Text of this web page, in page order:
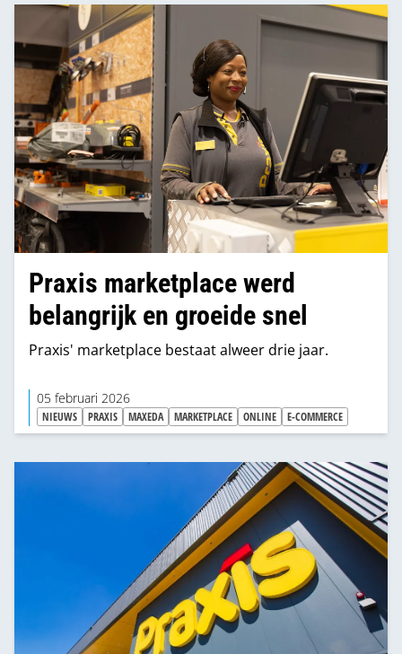
Praxis marketplace werd
belangrijk en groeide snel
Praxis' marketplace bestaat alweer drie jaar.
05 februari 2026
NIEUWS PRAXIS MAXEDA MARKETPLACE ONLINE E-COMMERCE